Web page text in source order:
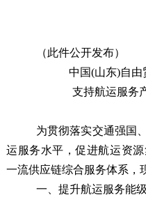
（此件公开发布）
中国(山东)自
支持航运服务
为贯彻落实交通强国
运服务水平，促进航运资
一流供应链综合服务体系，
一、提升航运服务能级